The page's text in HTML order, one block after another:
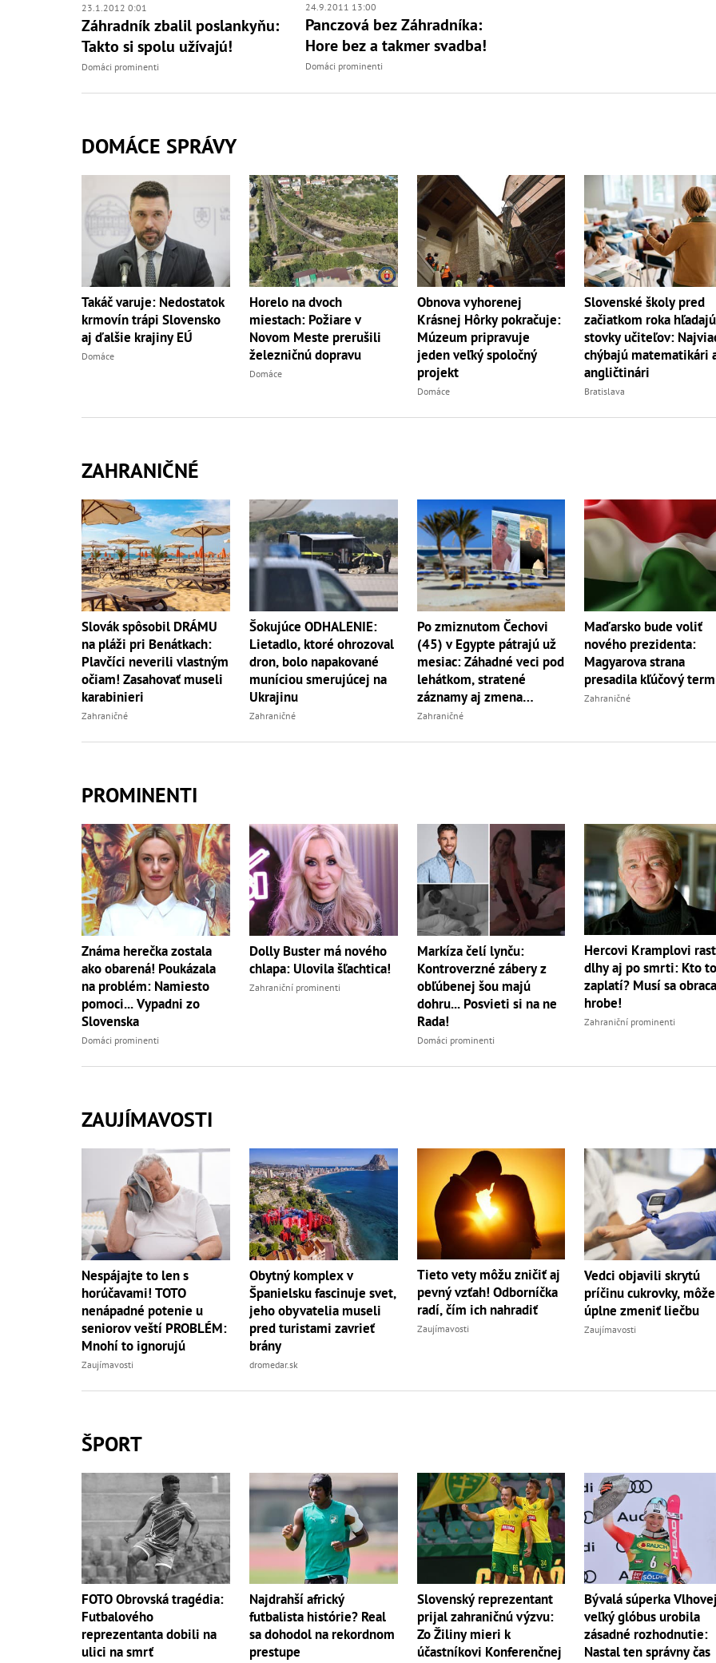
23.1.2012 0:01
Záhradník zbalil poslankyňu:
Takto si spolu užívajú!
Domáci prominenti
24.9.2011 13:00
Panczová bez Záhradníka:
Hore bez a takmer svadba!
Domáci prominenti
DOMÁCE SPRÁVY
Takáč varuje: Nedostatok
krmovín trápi Slovensko
aj ďalšie krajiny EÚ
Domáce
Horelo na dvoch
miestach: Požiare v
Novom Meste prerušili
železničnú dopravu
Domáce
Obnova vyhorenej
Krásnej Hôrky pokračuje:
Múzeum pripravuje
jeden veľký spoločný
projekt
Domáce
Slovenské školy pred
začiatkom roka hľadajú
stovky učiteľov:
chýbajú matematikári
angličtinári
Bratislava
ZAHRANIČNÉ
Slovák spôsobil DRÁMU
na pláži pri Benátkach:
Plavčíci neverili vlastným
očiam! Zasahovať museli
karabinieri
Zahraničné
Šokujúce ODHALENIE:
Lietadlo, ktoré ohrozoval
dron, bolo napakované
muníciou smerujúcej na
Ukrajinu
Zahraničné
Po zmiznutom Čechovi
(45) v Egypte pátrajú už
mesiac: Záhadné veci pod
lehátkom, stratené
záznamy aj zmena
vypovede
Zahraničné
Maďarsko bude voliť
nového prezidenta:
Magyarova strana
presadila kľúčový
Zahraničné
PROMINENTI
Známa herečka zostala
ako obarená! Poukázala
na problém: Namiesto
pomoci... Vypadni zo
Slovenska
Domáci prominenti
Dolly Buster má nového
chlapa: Ulovila šľachtica!
Zahraniční prominenti
Markíza čelí lynču:
Kontroverzné zábery z
obľúbenej šou majú
dohru... Posvieti si na ne
Rada!
Domáci prominenti
Hercovi Kramplovi
dlhy aj po smrti: Kto
zaplatí? Musí sa
hrobe!
Zahraniční prominenti
ZAUJÍMAVOSTI
Nespájajte to len s
horúčavami! TOTO
nenápadné potenie u
seniorov veští PROBLÉM:
Mnohí to ignorujú
Zaujímavosti
Obytný komplex v
Španielsku fascinuje svet,
jeho obyvatelia museli
pred turistami zavrieť
brány
dromedar.sk
Tieto vety môžu zničiť aj
pevný vzťah! Odborníčka
radí, čím ich nahradiť
Zaujímavosti
Vedci objavili skrytú
príčinu cukrovky,
úplne zmeniť liečbu
Zaujímavosti
ŠPORT
FOTO Obrovská tragédia:
Futbalového
reprezentanta dobili na
ulici na smrť
Najdrahší africký
futbalista histórie? Real
sa dohodol na rekordnom
prestupe
Slovenský reprezentant
prijal zahraničnú výzvu:
Zo Žiliny mieri k
účastníkovi Konferenčnej
Bývalá súperka
veľký glóbus urobila
zásadné rozhodnutie:
Nastal ten správny čas